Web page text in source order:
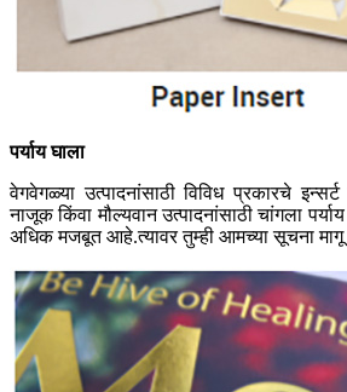
पर्याय घाला
वेगवेगळ्या उत्पादनांसाठी विविध प्रकारचे
नाजूक किंवा मौल्यवान उत्पादनांसाठी चांगला
अधिक मजबूत आहे.त्यावर तुम्ही आमच्या सूचना